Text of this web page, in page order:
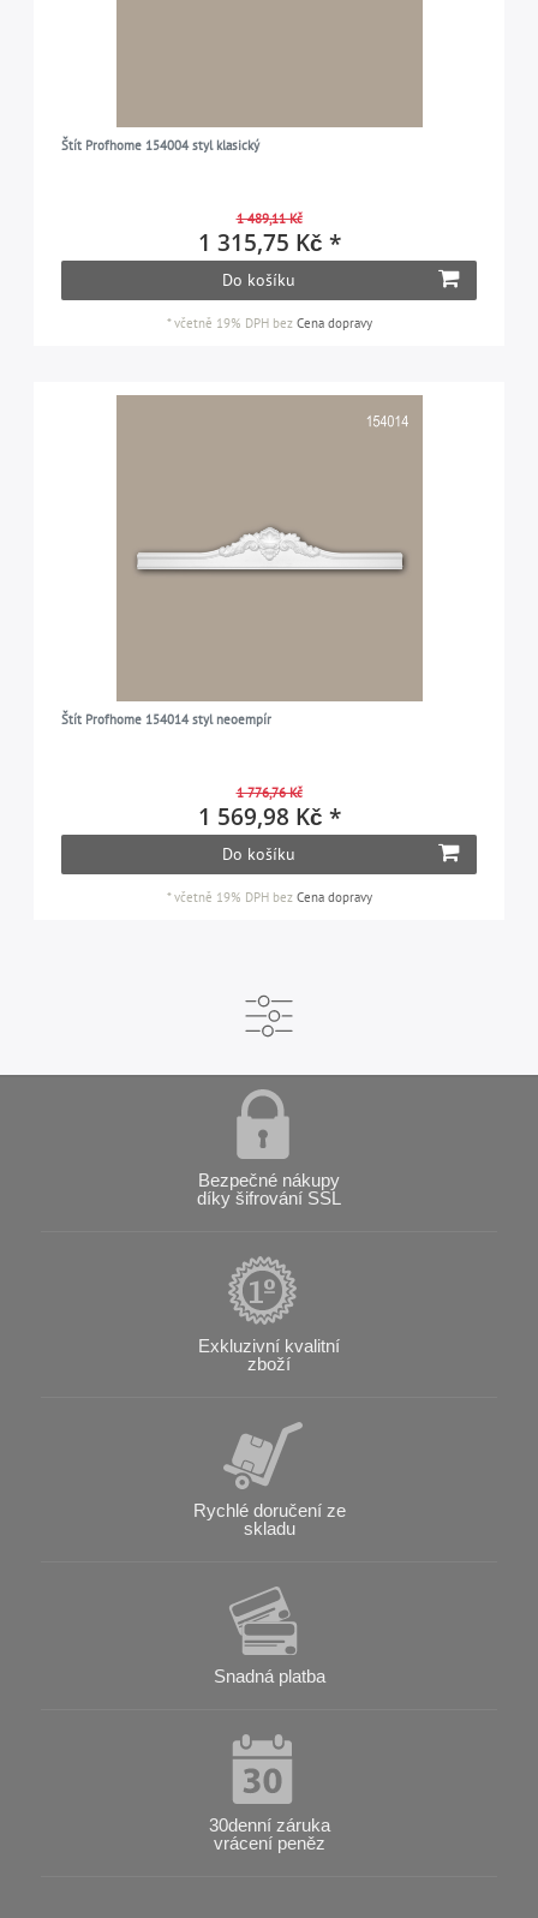
Štít Profhome 154004 styl klasický
1 489,11 Kč
1 315,75 Kč *
Do košíku
*včetně 19% DPHbez Cena dopravy
Štít Profhome 154014 styl neoempír
1 776,76 Kč
1 569,98 Kč *
Do košíku
*včetně 19% DPHbez Cena dopravy
Bezpečné nákupy
díky šifrování SSL
Exkluzivní kvalitní
zboží
Rychlé doručení ze
skladu
Snadná platba
30denní záruka
vrácení peněz